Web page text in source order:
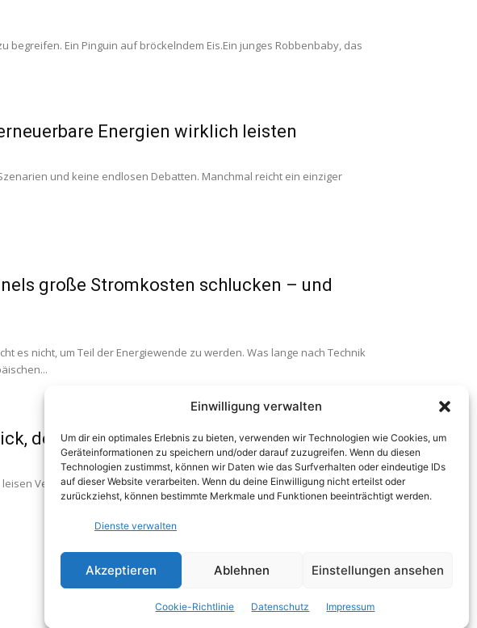
Einwilligung verwalten
Um dir ein optimales Erlebnis zu bieten, verwenden wir Technologien wie Cookies, um
Geräteinformationen zu speichern und/oder darauf zuzugreifen. Wenn du diesen
Technologien zustimmst, können wir Daten wie das Surfverhalten oder eindeutige IDs
auf dieser Website verarbeiten. Wenn du deine Einwilligung nicht erteilst oder
zurückziehst, können bestimmte Merkmale und Funktionen beeinträchtigt werden.
Dienste verwalten
Akzeptieren Ablehnen Einstellungen ansehen
Cookie-Richtlinie Datenschutz Impressum
begreifen. Ein Pinguin auf bröckelndem Eis.Ein junges Robbenbaby, das
Energien wirklich leisten
und keine endlosen Debatten. Manchmal reicht ein einziger
große Stromkosten schlucken – und
es nicht, um Teil der Energiewende zu werden. Was lange nach Technik
der die Zukunft verändern könnte
Verschiebungen, die Geschichte schreiben. Ein Anstieg von nur 0,7